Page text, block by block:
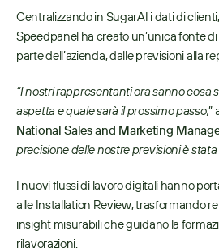
Centralizzando in SugarAI i dati di
Speedpanel ha creato un’unica fonte
parte dell’azienda, dalle previsioni alla
“I nostri rappresentanti ora sanno cosa
aspetta e quale sarà il prossimo passo,”
National Sales and Marketing
precisione delle nostre previsioni è
I nuovi flussi di lavoro digitali hanno
alle Installation Review, trasformando
insight misurabili che guidano la
rilavorazioni.